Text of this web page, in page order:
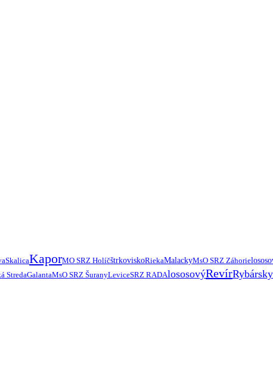
SkalicaKaporMO SRZ HolíčštrkoviskoRiekaMalackyMsO SRZ Záhorie
StredaGalantaMsO SRZ ŠuranyLeviceSRZ RADAlososovýRevír